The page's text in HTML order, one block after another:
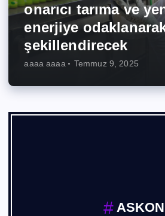
onarıcı tarıma ve
enerjiye
şekillendirecek
aaaa aaaa Temmuz 9, 2025
ASKON